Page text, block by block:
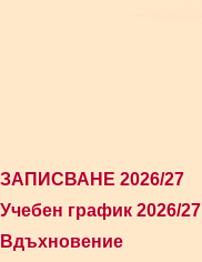
ЗАПИСВАНЕ 2026/27
Учебен график 2026/27
Вдъхновение